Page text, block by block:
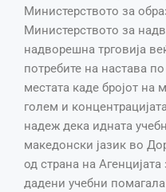
Министерството за
Министерството за
надворешна трговија
потребите на настава
местата каде бројот на
голем и
надеж дека идната
македонски јазик во
од страна на
дадени учебни